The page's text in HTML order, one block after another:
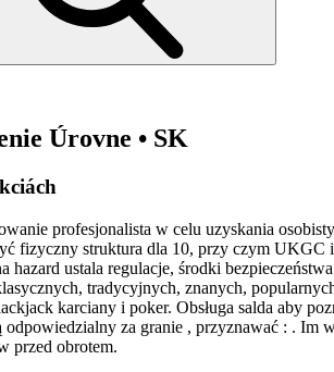
Úrovne • SK
profesjonalista w celu uzyskania
fizyczny struktura dla 10, przy czym
hazard ustala regulacje, środki
tradycyjnych, znanych,
karciany i poker. Obsługa salda aby
odpowiedzialny za granie , przyznawać : .
przed obrotem.